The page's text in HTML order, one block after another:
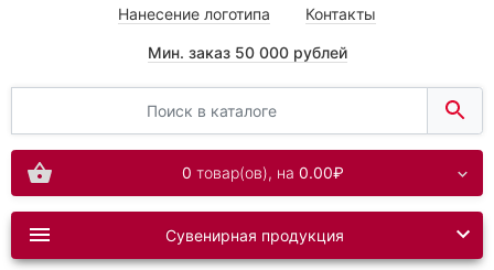
Нанесение логотипа Контакты
Мин. заказ 50 000 рублей
0 товар(ов), на 0.00₽
Сувенирная продукция